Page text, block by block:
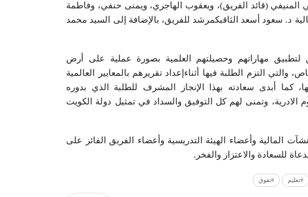
(قائد الفريق)، ويعقوب الهاجري، ويمنى حنفي، وفاطمة
د. سعود أسعد الثاقبكمرشد للفريق، بالإضافة إلى السيد محمد
لتطبيق مهاراتهم وحصيلتهم العلمية بصورة عملية على أرض
والتي التزم الطلبة فيها أثناءإعداد تقريرهم بالمعايير العالمية
كما أبدى سعادته بهذا الإنجاز المشرف للطلبة الذي بدوره
وتمنى لهم كل التوفيق والسداد في تمثيل دولة الكويت
المالية وأعضاء الهيئة التدريسية وأعضاء الفريق الفائز على
للسعادة والاعتزاز والفخر.
#تعليم #تفوق